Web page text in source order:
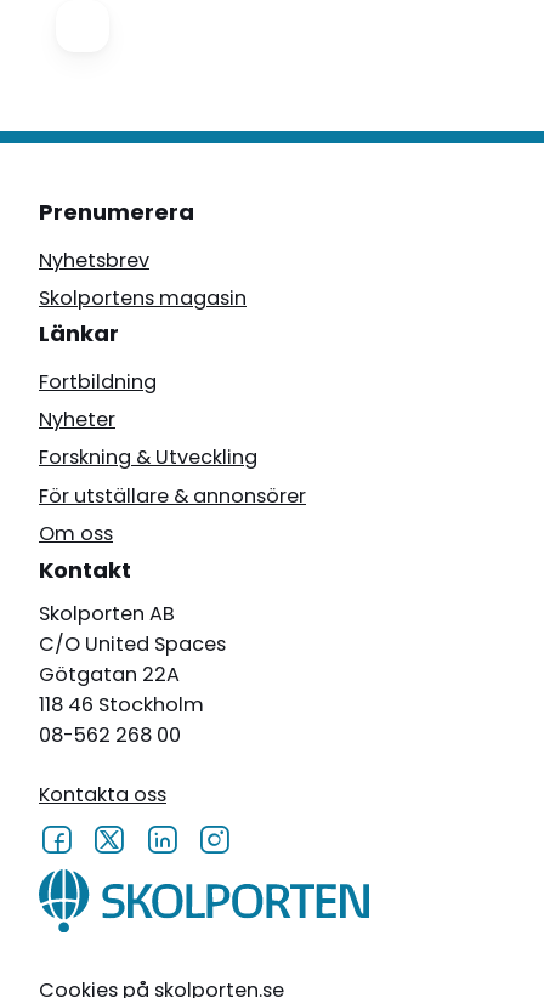
Cookies på skolporten.se
Prenumerera
Nyhetsbrev
Skolportens magasin
Länkar
Fortbildning
Nyheter
Forskning & Utveckling
För utställare & annonsörer
Om oss
Kontakt
Skolporten AB
C/O United Spaces
Götgatan 22A
118 46 Stockholm
08-562 268 00
Kontakta oss